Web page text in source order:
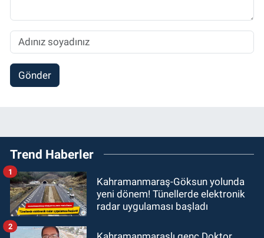
Gönder
Trend Haberler
Kahramanmaraş-Göksun yolunda
yeni dönem! Tünellerde elektronik
radar uygulaması başladı
1
2